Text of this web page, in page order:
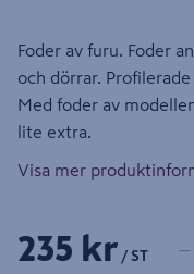
Foder av furu. Foder
och dörrar. Profilerade
Med foder av
lite extra.
Visa mer
235 kr / ST −